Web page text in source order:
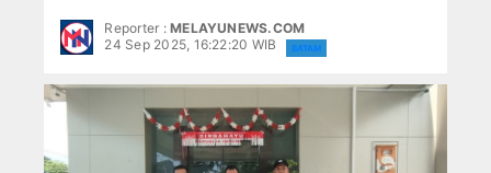
BATAM
BINTAN
Pengurus PWI Kepri Hormati Pengunduran
Aneng: Validasi Data Penting untuk
Bupati Aneng Apresiasi DPRD Anambas
Hari Anak Nasional, Bupati Anambas Ajak
Reporter :MELAYUNEWS.COM
24 Sep 2025, 16:22:20 WIB
BATAM